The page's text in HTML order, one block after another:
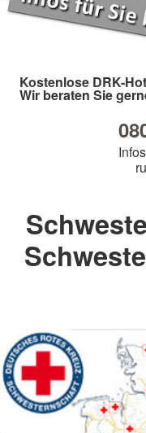
Kostenlose DRK-
Wir beraten Sie